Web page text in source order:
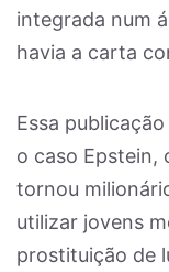
integrada num
havia a carta
Essa
o caso Epstein,
tornou
utilizar jovens
prostituição de